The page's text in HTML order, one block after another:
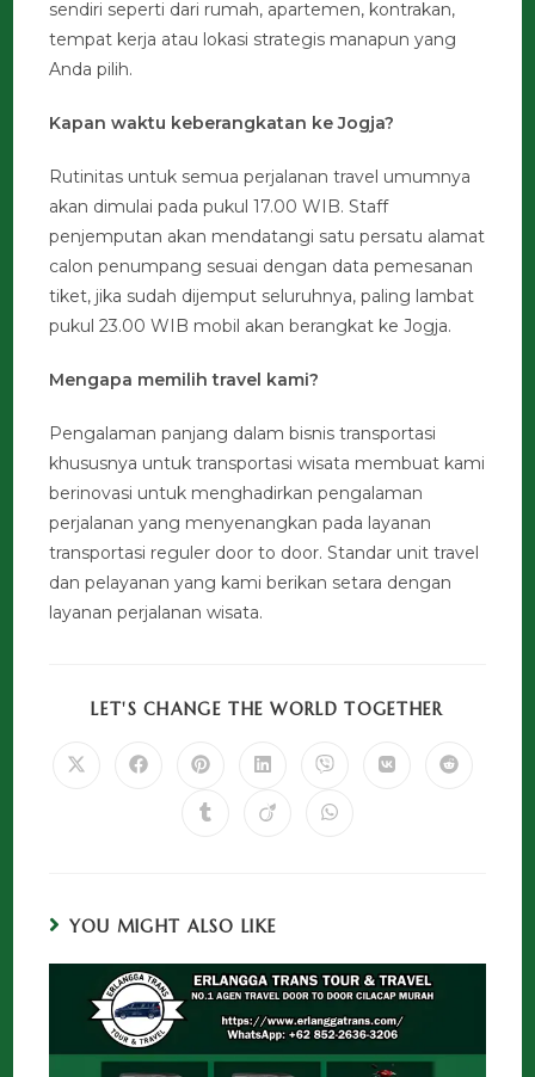
sendiri seperti dari rumah, apartemen, kontrakan,
tempat kerja atau lokasi strategis manapun yang
Anda pilih.
Kapan waktu keberangkatan ke Jogja?
Rutinitas untuk semua perjalanan travel umumnya
akan dimulai pada pukul 17.00 WIB. Staff
penjemputan akan mendatangi satu persatu alamat
calon penumpang sesuai dengan data pemesanan
tiket, jika sudah dijemput seluruhnya, paling lambat
pukul 23.00 WIB mobil akan berangkat ke Jogja.
Mengapa memilih travel kami?
Pengalaman panjang dalam bisnis transportasi
khususnya untuk transportasi wisata membuat kami
berinovasi untuk menghadirkan pengalaman
perjalanan yang menyenangkan pada layanan
transportasi reguler door to door. Standar unit travel
dan pelayanan yang kami berikan setara dengan
layanan perjalanan wisata.
LET'S CHANGE THE WORLD TOGETHER
YOU MIGHT ALSO LIKE